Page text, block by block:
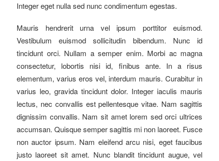
Integer eget nulla sed nunc condimentum egestas.
Mauris hendrerit urna vel ipsum porttitor euismod.
Vestibulum euismod sollicitudin bibendum. Nunc id
tincidunt orci. Nullam a semper enim. Morbi ac magna
consectetur, lobortis nisi id, finibus ante. In a risus
elementum, varius eros vel, interdum mauris. Curabitur in
varius leo, gravida tincidunt dolor. Integer iaculis mauris
lectus, nec convallis est pellentesque vitae. Nam sagittis
dignissim convallis. Nam sit amet lorem sed orci ultrices
accumsan. Quisque semper sagittis mi non laoreet. Fusce
non auctor ipsum. Nam eleifend arcu nisi, eget faucibus
justo laoreet sit amet. Nunc blandit tincidunt augue, vel